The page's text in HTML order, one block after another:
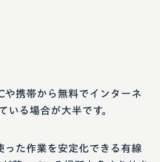
や携帯から無料でインターネ
いる場合が大半です。
った作業を安定化できる有線